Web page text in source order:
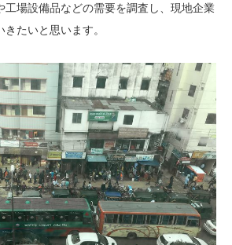
工場設備品などの需要を調査し、現地企業
たいと思います。